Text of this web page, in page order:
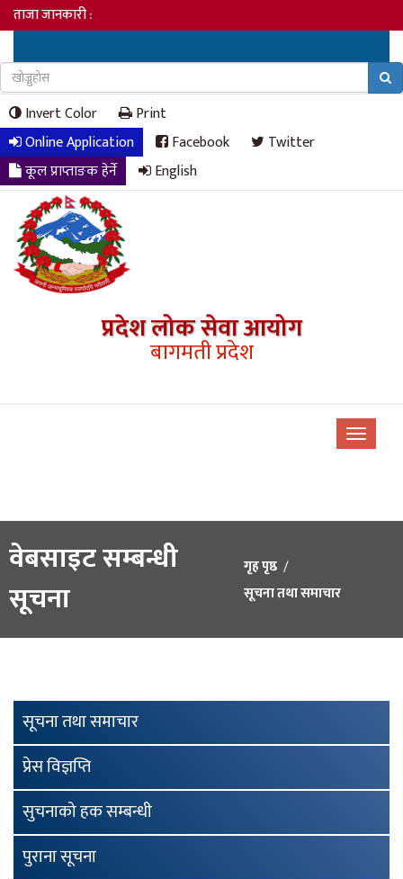
ताजा जानकारी :
Invert Color
Print
Online Application
Facebook
Twitter
कूल प्राप्ताङक हेर्ने
English
प्रदेश लोक सेवा आयोग
बागमती प्रदेश
वेबसाइट सम्बन्धी
सूचना
गृह पृष्ठ
सूचना तथा समाचार
सूचना तथा समाचार
प्रेस विज्ञप्ति
सुचनाको हक सम्बन्धी
पुराना सूचना